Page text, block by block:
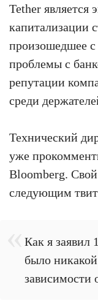
Tether является
капитализации
произошедшее
проблемы с
репутации
среди
Технический
уже
Bloomberg. Свой
следующим
Как я заявил
было
зависимости